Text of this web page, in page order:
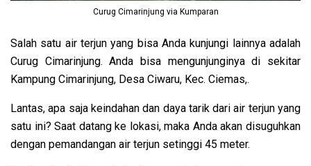
Curug Cimarinjung via Kumparan
Salah satu air terjun yang bisa Anda kunjungi lainnya adalah
Curug Cimarinjung. Anda bisa mengunjunginya di sekitar
Kampung Cimarinjung, Desa Ciwaru, Kec. Ciemas,.
Lantas, apa saja keindahan dan daya tarik dari air terjun yang
satu ini? Saat datang ke lokasi, maka Anda akan disuguhkan
dengan pemandangan air terjun setinggi 45 meter.